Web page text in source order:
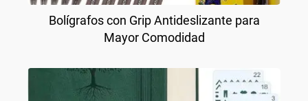
Bolígrafos con Grip Antideslizante para
Mayor Comodidad